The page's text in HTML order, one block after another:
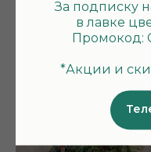
За подписку
в лавке
*Акции и
Новогодний венок
Сказочный
₽